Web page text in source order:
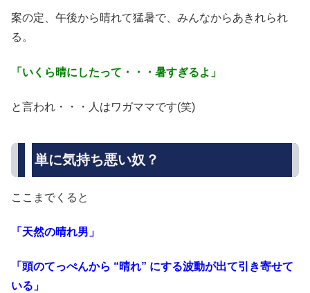
案の定、午後から晴れて猛暑で、みんなからあきれられ
る。
「いくら晴にしたって・・・暑すぎるよ」
と言われ・・・人はワガママです(笑)
単に気持ち悪い奴？
ここまでくると
「天然の晴れ男」
「頭のてっぺんから “晴れ” にする波動が出て引き寄せて
いる」